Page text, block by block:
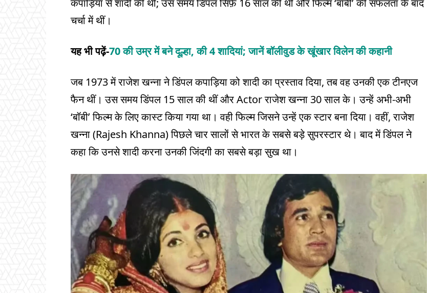
कपाड़िया से शादी की थी; उस समय डिंपल सिर्फ़ 16 साल की थीं और फिल्म ‘बॉबी’ की सफलता के बाद
चर्चा में थीं।
यह भी पढ़ें-70 की उम्र में बने दूल्हा, की 4 शादियां; जानें बॉलीवुड के खूंखार विलेन की कहानी
जब 1973 में राजेश खन्ना ने डिंपल कपाड़िया को शादी का प्रस्ताव दिया, तब वह उनकी एक टीनएज
फैन थीं। उस समय डिंपल 15 साल की थीं और Actor राजेश खन्ना 30 साल के। उन्हें अभी-अभी
‘बॉबी’ फिल्म के लिए कास्ट किया गया था। वही फिल्म जिसने उन्हें एक स्टार बना दिया। वहीं, राजेश
खन्ना (Rajesh Khanna) पिछले चार सालों से भारत के सबसे बड़े सुपरस्टार थे। बाद में डिंपल ने
कहा कि उनसे शादी करना उनकी जिंदगी का सबसे बड़ा सुख था।